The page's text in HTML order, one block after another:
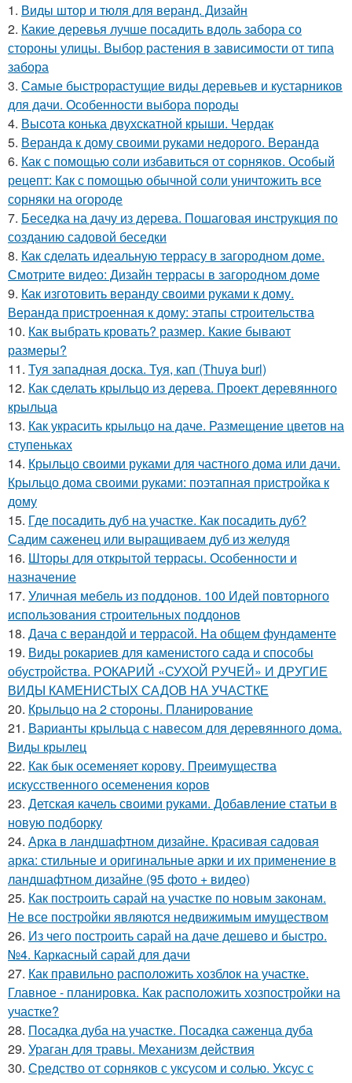
1. Виды штор и тюля для веранд. Дизайн
2. Какие деревья лучше посадить вдоль забора со
стороны улицы. Выбор растения в зависимости от типа
забора
3. Самые быстрорастущие виды деревьев и кустарников
для дачи. Особенности выбора породы
4. Высота конька двухскатной крыши. Чердак
5. Веранда к дому своими руками недорого. Веранда
6. Как с помощью соли избавиться от сорняков. Особый
рецепт: Как с помощью обычной соли уничтожить все
сорняки на огороде
7. Беседка на дачу из дерева. Пошаговая инструкция по
созданию садовой беседки
8. Как сделать идеальную террасу в загородном доме.
Смотрите видео: Дизайн террасы в загородном доме
9. Как изготовить веранду своими руками к дому.
Веранда пристроенная к дому: этапы строительства
10. Как выбрать кровать? размер. Какие бывают
размеры?
11. Туя западная доска. Туя, кап (Thuya burl)
12. Как сделать крыльцо из дерева. Проект деревянного
крыльца
13. Как украсить крыльцо на даче. Размещение цветов на
ступеньках
14. Крыльцо своими руками для частного дома или дачи.
Крыльцо дома своими руками: поэтапная пристройка к
дому
15. Где посадить дуб на участке. Как посадить дуб?
Садим саженец или выращиваем дуб из желудя
16. Шторы для открытой террасы. Особенности и
назначение
17. Уличная мебель из поддонов. 100 Идей повторного
использования строительных поддонов
18. Дача с верандой и террасой. На общем фундаменте
19. Виды рокариев для каменистого сада и способы
обустройства. РОКАРИЙ «СУХОЙ РУЧЕЙ» И ДРУГИЕ
ВИДЫ КАМЕНИСТЫХ САДОВ НА УЧАСТКЕ
20. Крыльцо на 2 стороны. Планирование
21. Варианты крыльца с навесом для деревянного дома.
Виды крылец
22. Как бык осеменяет корову. Преимущества
искусственного осеменения коров
23. Детская качель своими руками. Добавление статьи в
новую подборку
24. Арка в ландшафтном дизайне. Красивая садовая
арка: стильные и оригинальные арки и их применение в
ландшафтном дизайне (95 фото + видео)
25. Как построить сарай на участке по новым законам.
Не все постройки являются недвижимым имуществом
26. Из чего построить сарай на даче дешево и быстро.
№4. Каркасный сарай для дачи
27. Как правильно расположить хозблок на участке.
Главное - планировка. Как расположить хозпостройки на
участке?
28. Посадка дуба на участке. Посадка саженца дуба
29. Ураган для травы. Механизм действия
30. Средство от сорняков с уксусом и солью. Уксус с